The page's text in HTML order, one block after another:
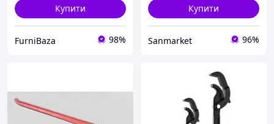
Купити
FurniBaza 98%
Купити
Sanmarket 96%